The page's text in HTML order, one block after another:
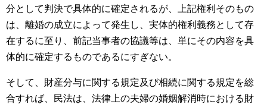
分として判決で具体的に確定されるが、上記権利そのもの
は、離婚の成立によって発生し、実体的権利義務として存
在するに至り、前記当事者の協議等は、単にその内容を具
体的に確定するものであるにすぎない。
そして、財産分与に関する規定及び相続に関する規定を総
合すれば、民法は、法律上の夫婦の婚姻解消時における財